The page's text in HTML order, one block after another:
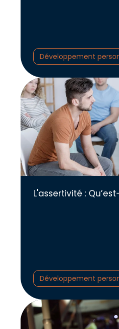
Développement
L'assertivité :
Développement